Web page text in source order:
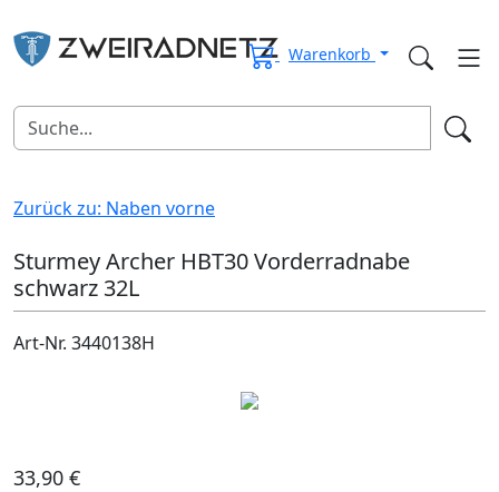
Warenkorb
Zurück zu: Naben vorne
Sturmey Archer HBT30 Vorderradnabe
schwarz 32L
Art-Nr. 3440138H
33,90 €